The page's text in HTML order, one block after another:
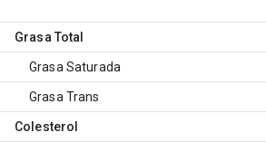
Grasa Total
Grasa Saturada
Grasa Trans
Colesterol